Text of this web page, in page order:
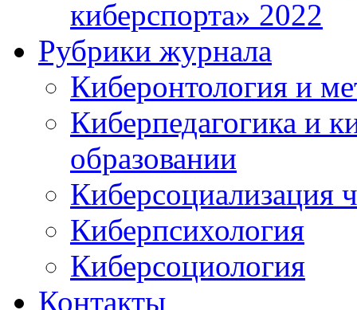
киберспорта» 2022
Рубрики журнала
Киберонтология и
Киберпедагогика и
образовании
Киберсоциализация
Киберпсихология
Киберсоциология
Контакты